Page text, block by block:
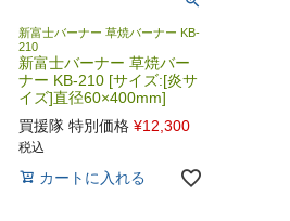
新富士バーナー 草焼バーナー KB-
210
新富士バーナー 草焼バー
ナー KB-210 [サイズ:[炎サ
イズ]直径60×400mm]
買援隊 特別価格 ¥12,300
税込
カートに入れる